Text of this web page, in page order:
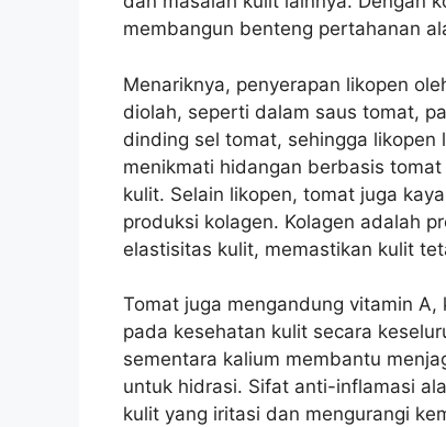
membangun benteng pertahanan
Menariknya, penyerapan likopen
diolah, seperti dalam saus tomat,
dinding sel tomat, sehingga
menikmati hidangan berbasis
kulit. Selain likopen, tomat juga
produksi kolagen. Kolagen adalah
elastisitas kulit, memastikan kulit
Tomat juga mengandung vitamin
pada kesehatan kulit secara
sementara kalium membantu
untuk hidrasi. Sifat anti-inflamasi
kulit yang iritasi dan mengurangi